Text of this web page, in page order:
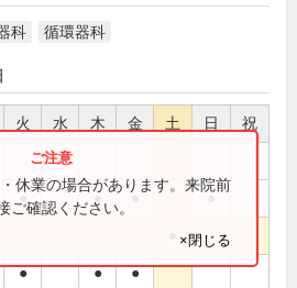
科 循環器科
火 水 木 金 土 日 祝
●
● ● ● ●
● ● ●
休業の場合があります。来院前
ご確認ください。
×閉じる